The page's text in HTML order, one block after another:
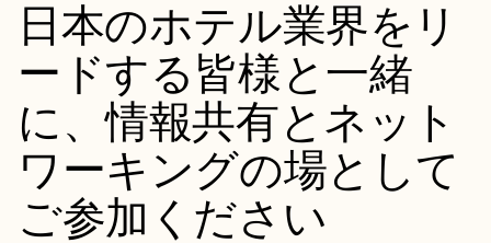
日本のホテル業界をリ
ードする皆様と一緒
に、情報共有とネット
ワーキングの場として
ご参加ください